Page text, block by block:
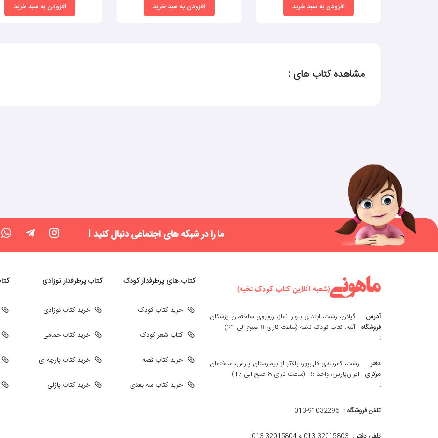
افزودن به سبد خرید
افزودن به سبد خرید
افزودن به سبد خرید
مشاهده کتاب های :
ما را در شبکه های اجتماعی دنبال کنید !
آدرس
فروشگاه
:
گیلان، رشت، ابتدای بلوار نماز، روبروی ساختمان پزشکان
آتیه، کتاب کودک نخبه (ساعت کاری 8 صبح الی 21)
دفتر
مرکزی
:
رشت، کمربندی قلی‌پور، بالاتر از بیمارستان پارس، ساختمان
ایران‌پارس، واحد 15 (ساعت کاری 8 صبح الی 13)
تلفن فروشگاه : 013-91032296
کتاب های پرطرفدار کودک
خرید کتاب کودک
کتاب شعر کودک
خرید کتاب قصه
خرید کتاب سه بعدی
کتاب پرطرفدار نوزادی
خرید کتاب نوزادی
خرید کتاب حمامی
خرید کتاب پارچه ای
خرید کتاب پازلی